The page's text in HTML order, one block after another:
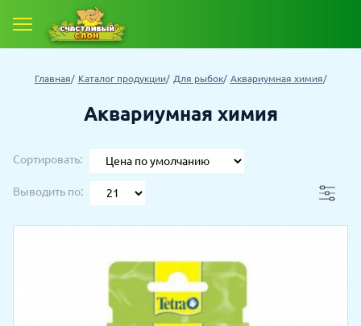
Главная Каталог продукции Для рыбок Аквариумная химия
Аквариумная химия
Сортировать:
Выводить по: